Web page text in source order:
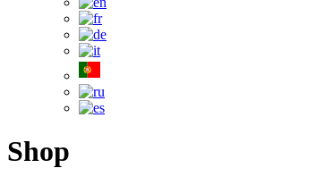
Shop